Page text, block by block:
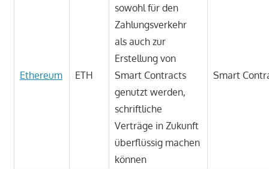
Ethereum ETH
sowohl für den
Zahlungsverkehr
als auch zur
Erstellung von
Smart Contracts
genutzt werden,
schriftliche
Verträge in Zukunft
überflüssig machen
können
Smart